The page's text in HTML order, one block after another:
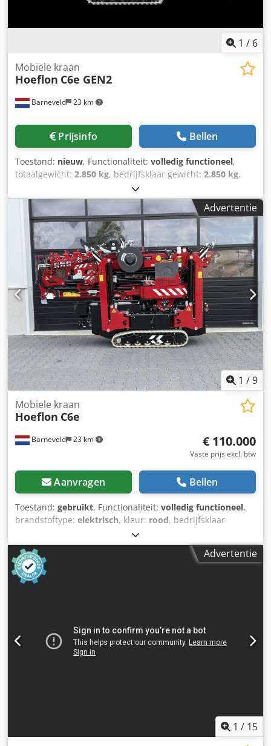
1 / 6
Barneveld 23 km
Mobiele kraan
Hoeflon C6e GEN2
Prijsinfo Bellen
Toestand: nieuw, Functionaliteit: volledig functioneel,
totaalgewicht: 2.850 kg, bedrijfsklaar gewicht: 2.850 kg,
, hefhoogte:
Bouwjaar:2026, Hoeflon C6e GEN2 Djdpfezmgtusx Aqisck
The Hoeflon C6e GEN2 is a fully electric mini crane that
delivers impressive power in a compact design. With a
width of only 76 cm and a weight of 2,850 kg, the C6e is
easy to transport and perfectly suited for tight workspaces
– both indoors and outdoors. Max. lifting capacity: 3,000 kg
Fully electric, CO₂-neutral operation Up to 8 hours of
working time on a single charge Hydraulically adjustable
and extendable outriggers for maximum stability
Removable counterweight and easy transport by van or
trailer A silent powerhouse for precision work at any
location. Additional features: Automatic outrigger
deployment and leveling Automatic unfolding Improved jib
(1,050 kg capacity) Enhanced load chart
Advertentie
1 /9
Barneveld 23 km
Mobiele kraan
Hoeflon C6e
€ 110.000
Vaste prijs excl. btw
Aanvragen Bellen
Toestand: gebruikt, Functionaliteit: volledig functioneel,
brandstoftype: elektrisch, kleur: rood, bedrijfsklaar
, Bouwjaar:2024
Hoeflon C6e gen1 compact kraan Gewichten Leeggewicht:
2.850 kg Hijscapaciteit: 3000 kg Bouwjaar: 2024 Volledig
elektrisch Inclusief keuring en afleverbeurt Staat Algemene
staat: zeer goed Dcsdpfx Aezk Al Ueqiok Technische staat:
Advertentie
1 / 15